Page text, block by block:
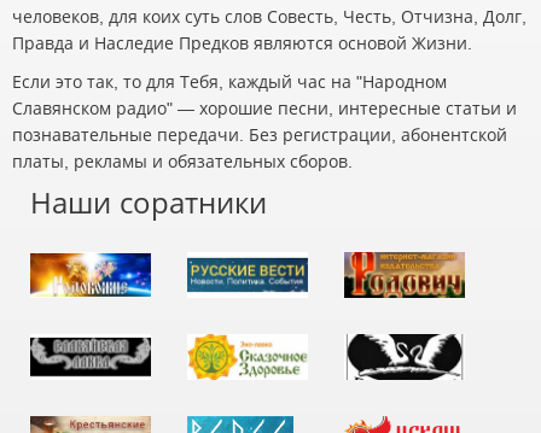
человеков, для коих суть слов Совесть, Честь, Отчизна, Долг,
Правда и Наследие Предков являются основой Жизни.
Если это так, то для Тебя, каждый час на "Народном
Славянском радио" — хорошие песни, интересные статьи и
познавательные передачи. Без регистрации, абонентской
платы, рекламы и обязательных сборов.
Наши соратники